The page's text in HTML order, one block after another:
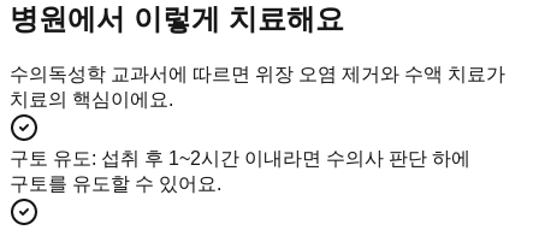
병원에서 이렇게 치료해요
수의독성학 교과서에 따르면 위장 오염 제거와 수액 치료가
치료의 핵심이에요.
구토 유도: 섭취 후 1~2시간 이내라면 수의사 판단 하에
구토를 유도할 수 있어요.